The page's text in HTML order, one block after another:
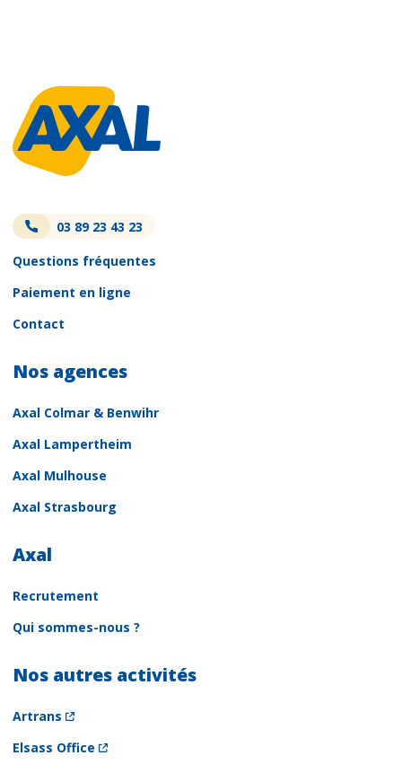
03 89 23 43 23
Questions fréquentes
Paiement en ligne
Contact
Nos agences
Axal Colmar & Benwihr
Axal Lampertheim
Axal Mulhouse
Axal Strasbourg
Axal
Recrutement
Qui sommes-nous ?
Nos autres activités
Artrans
Elsass Office